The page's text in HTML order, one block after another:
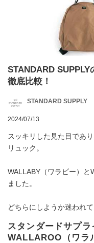
STANDARD SUPPLY
徹底比較！
STANDARD SUPPLY
2024/07/13
スッキリした見た目であ
リュック。
WALLABY（ワラビー）と
ました。
どちらにしようか迷われ
スタンダードサプ
WALLAROO（ワラ